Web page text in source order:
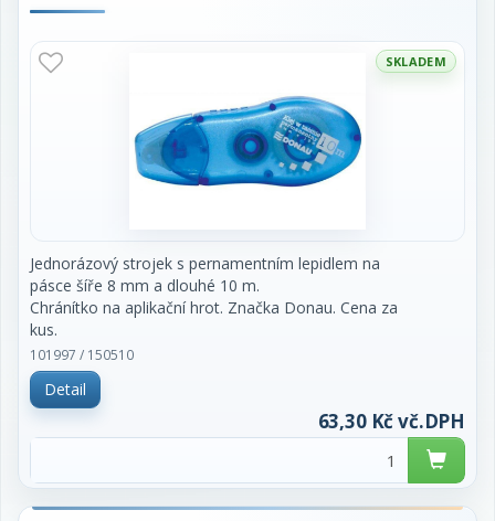
SKLADEM
Jednorázový strojek s pernamentním lepidlem na
pásce šíře 8 mm a dlouhé 10 m.
Chránítko na aplikační hrot. Značka Donau. Cena za
kus.
101997 / 150510
Detail
63,30 Kč vč.DPH